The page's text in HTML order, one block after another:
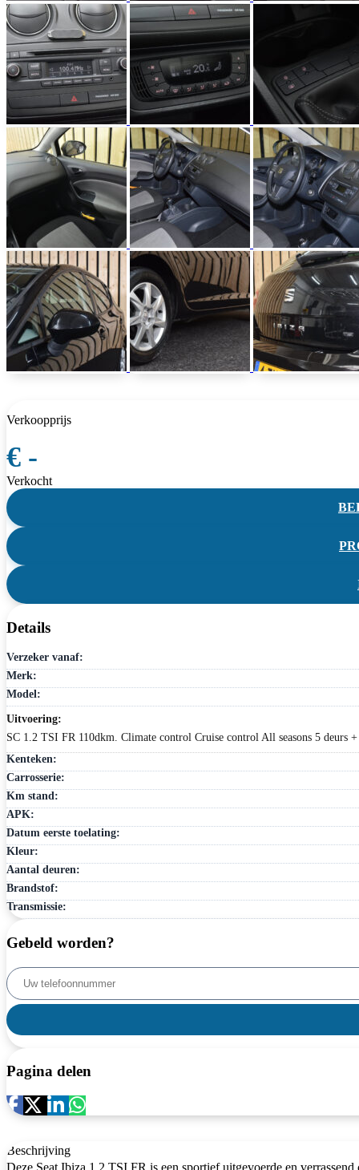
Verkoopprijs
€ -
Verkocht
Details
Verzeker vanaf:
Merk:
Model:
Uitvoering:
SC 1.2 TSI FR 110dkm. Climate control Cruise control All seasons 5 deurs
Kenteken:
Carrosserie:
Km stand:
APK:
Datum eerste toelating:
Kleur:
Aantal deuren:
Brandstof:
Transmissie:
Gebeld worden?
Pagina delen
Beschrijving